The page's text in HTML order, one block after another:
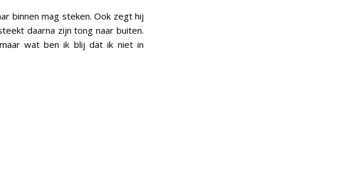
binnen mag steken. Ook zegt hij
daarna zijn tong naar buiten.
wat ben ik blij dat ik niet in